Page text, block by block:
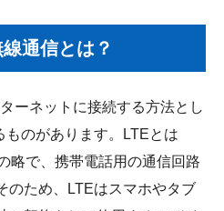
通信とは？
ーネットに接続する方法とし
のがあります。LTEとは
略で、携帯電話用の通信回路
のため、LTEはスマホやタブ